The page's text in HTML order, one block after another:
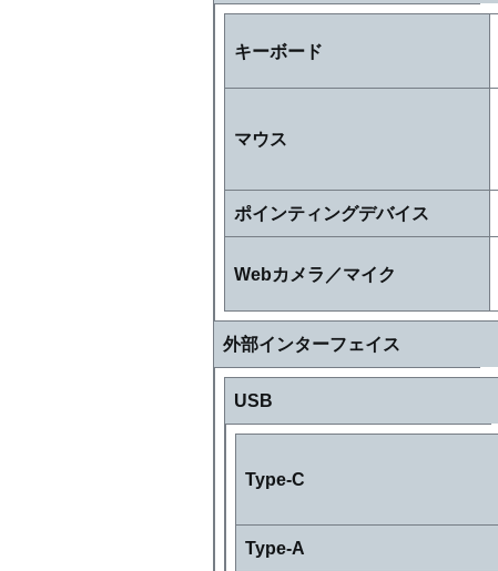
キーボード
マウス
ポインティングデバイス
Webカメラ／マイク
外部インターフェイス
USB
Type-C
Type-A